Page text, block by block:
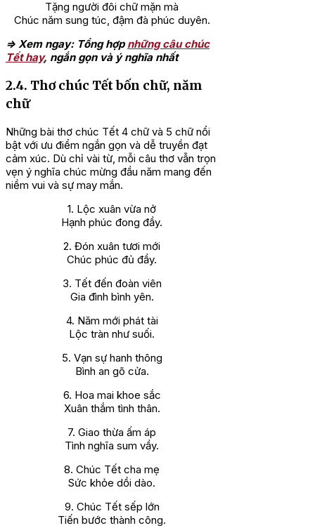
Tặng người đôi chữ mặn mà
Chúc năm sung túc, đậm đà phúc duyên.
=> Xem ngay: Tổng hợp những câu chúc
Tết hay, ngắn gọn và ý nghĩa nhất
2.4. Thơ chúc Tết bốn chữ, năm
chữ
Những bài thơ chúc Tết 4 chữ và 5 chữ nổi
bật với ưu điểm ngắn gọn và dễ truyền đạt
cảm xúc. Dù chỉ vài từ, mỗi câu thơ vẫn trọn
vẹn ý nghĩa chúc mừng đầu năm mang đến
niềm vui và sự may mắn.
1. Lộc xuân vừa nở
Hạnh phúc đong đầy.
2. Đón xuân tươi mới
Chúc phúc đủ đầy.
3. Tết đến đoàn viên
Gia đình bình yên.
4. Năm mới phát tài
Lộc tràn như suối.
5. Vạn sự hanh thông
Bình an gõ cửa.
6. Hoa mai khoe sắc
Xuân thắm tình thân.
7. Giao thừa ấm áp
Tình nghĩa sum vầy.
8. Chúc Tết cha mẹ
Sức khỏe dồi dào.
9. Chúc Tết sếp lớn
Tiến bước thành công.